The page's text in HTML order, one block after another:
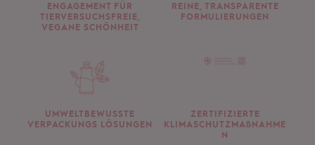
ENGAGEMENT FÜR
TIERVERSUCHSFREIE,
VEGANE SCHÖNHEIT
REINE, TRANSPARENTE
FORMULIERUNGEN
UMWELTBEWUSSTE
VERPACKUNGS LÖSUNGEN
ZERTIFIZIERTE
KLIMASCHUTZMAßNAHME
N